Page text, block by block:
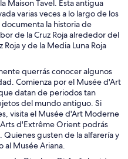
Maison Tavel. Esta antigua
varias veces a lo largo de los
la historia de
de la Cruz Roja alrededor del
y de la Media Luna Roja
querrás conocer algunos
Comienza por el Musée d'Art
datan de periodos tan
del mundo antiguo. Si
visita el Musée d'Art Moderne
d'Extrême Orient podrás
gusten de la alfarería y
al Musée Ariana.